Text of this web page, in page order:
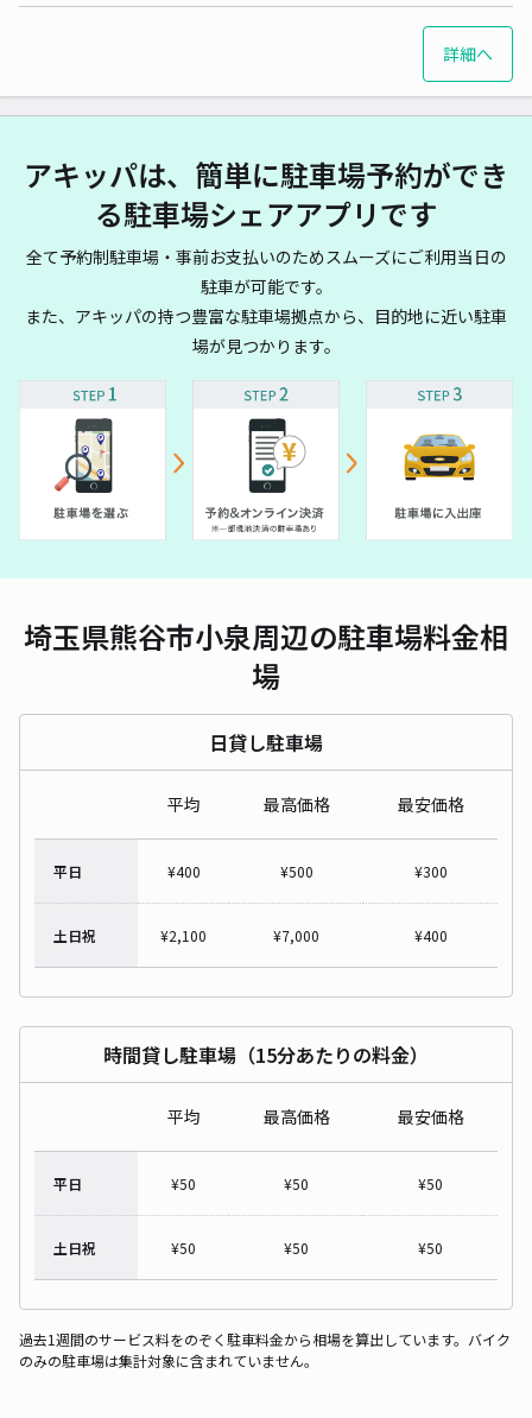
詳細へ
アキッパは、簡単に駐車場予約ができ
る駐車場シェアアプリです
全て予約制駐車場・事前お支払いのためスムーズにご利用当日の
駐車が可能です。
また、アキッパの持つ豊富な駐車場拠点から、目的地に近い駐車
場が見つかります。
埼玉県熊谷市小泉周辺の駐車場料金相
場
日貸し駐車場
平均 最高価格 最安価格
平日 ¥400 ¥500 ¥300
土日祝 ¥2,100 ¥7,000 ¥400
時間貸し駐車場（15分あたりの料金）
平均 最高価格 最安価格
平日 ¥50 ¥50 ¥50
土日祝 ¥50 ¥50 ¥50
過去1週間のサービス料をのぞく駐車料金から相場を算出しています。バイク
のみの駐車場は集計対象に含まれていません。